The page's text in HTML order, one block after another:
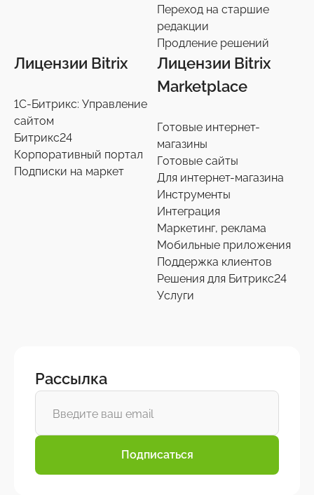
Переход на старшие
редакции
Продление решений
Лицензии Bitrix
1С-Битрикс: Управление
сайтом
Битрикс24
Корпоративный портал
Подписки на маркет
Лицензии Bitrix
Marketplace
Готовые интернет-
магазины
Готовые сайты
Для интернет-магазина
Инструменты
Интеграция
Маркетинг, реклама
Мобильные приложения
Поддержка клиентов
Решения для Битрикс24
Услуги
Рассылка
Подписаться